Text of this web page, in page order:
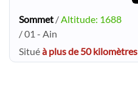
Sommet /Altitude: 1688
/ 01 - Ain
Situéà plus de 50 kilomètres